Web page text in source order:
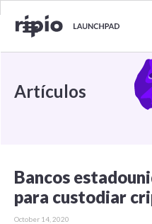
Artículos
Bancos
para custodiar
October 14, 2020